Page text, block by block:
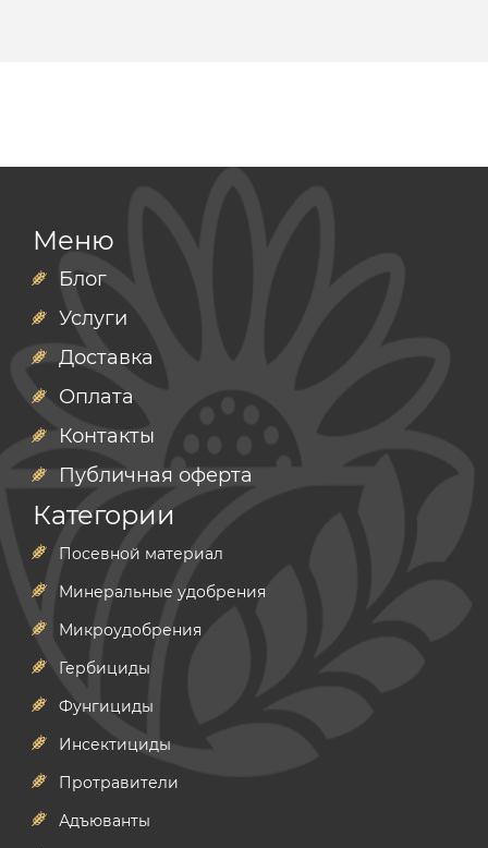
Меню
Блог
Услуги
Доставка
Оплата
Контакты
Публичная оферта
Категории
Посевной материал
Минеральные удобрения
Микроудобрения
Гербициды
Фунгициды
Инсектициды
Протравители
Адъюванты